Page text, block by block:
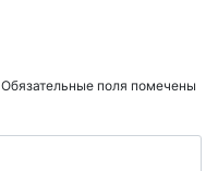
Обязательные поля помечены